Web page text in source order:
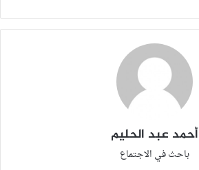
أحمد عبد الحليم
باحث في الاجتماع